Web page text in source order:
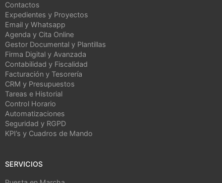
Contactos
Expedientes y Proyectos
Email y Whatsapp
Agenda y Cita Online
Gestor Documental y Plantillas
Firma Digital y Avanzada
Contabilidad y Fiscalidad
Facturación y Tesorería
CRM y Presupuestos
Tareas e Historial
Control Horario
Automatizaciones
Seguridad y RGPD
KPI’s y Cuadros de Mando
SERVICIOS